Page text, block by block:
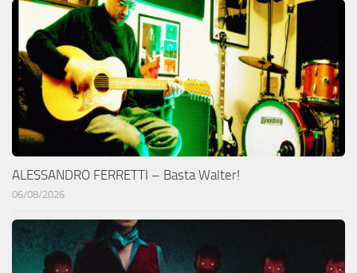
ALESSANDRO FERRETTI – Basta Walter!
06/08/2026